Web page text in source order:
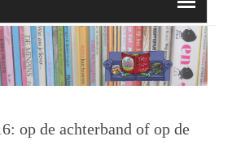
op de achterband of op de